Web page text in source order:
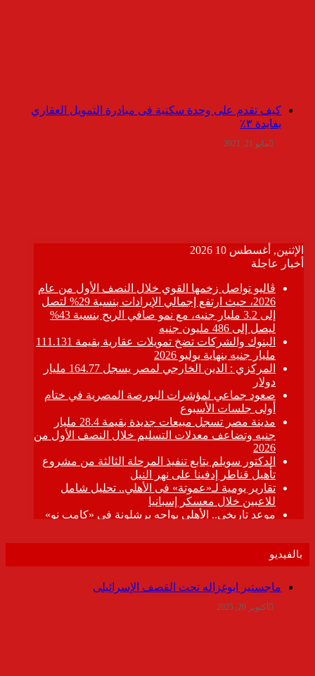
كيف تقدم على وحدة سكنية فى مبادرة التمويل العقاري
بفايدة ٣٪
مايو 21, 2021
بالفيديو
ماجستير ابوغزاله تحت القصف الإسرائيلى
أكتوبر 20, 2025